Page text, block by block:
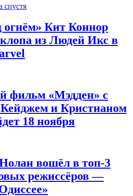
спустя
огнём» Кит Коннор
из Людей Икс в
фильм «Мэдден» с
и Кристианом
18 ноября
вошёл в топ-3
режиссёров —